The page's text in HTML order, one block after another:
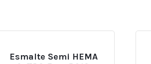
Esmalte Semi HEMA